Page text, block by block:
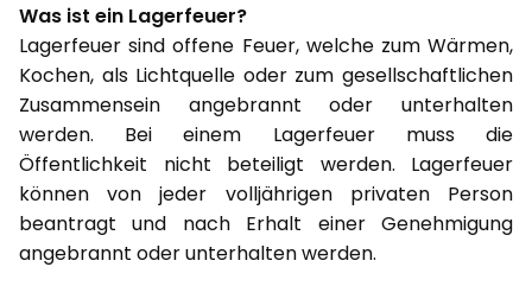
Was ist ein Lagerfeuer?
Lagerfeuer sind offene Feuer, welche zum Wärmen,
Kochen, als Lichtquelle oder zum gesellschaftlichen
Zusammensein angebrannt oder unterhalten
werden. Bei einem Lagerfeuer muss die
Öffentlichkeit nicht beteiligt werden. Lagerfeuer
können von jeder volljährigen privaten Person
beantragt und nach Erhalt einer Genehmigung
angebrannt oder unterhalten werden.